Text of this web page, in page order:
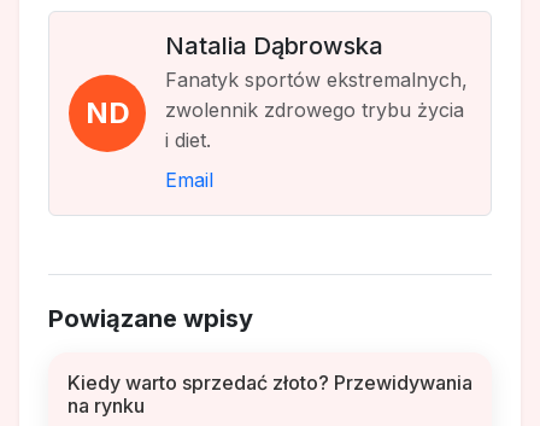
ND
Natalia Dąbrowska
Fanatyk sportów ekstremalnych,
zwolennik zdrowego trybu życia
i diet.
Email
Powiązane wpisy
Kiedy warto sprzedać złoto? Przewidywania
na rynku